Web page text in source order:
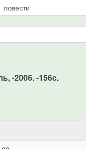
-2006. -156c.